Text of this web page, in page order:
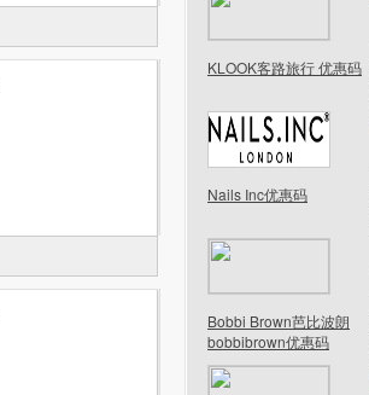
KLOOK客路旅行 优惠码
Nails Inc优惠码
Bobbi Brown芭比波朗
bobbibrown优惠码